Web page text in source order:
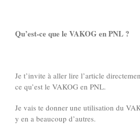
Qu’est-ce que le VAKOG en PNL ?
Je t’invite à aller lire l’article
ce qu’est le VAKOG en PNL.
Je vais te donner une utilisation du
y en a beaucoup d’autres.